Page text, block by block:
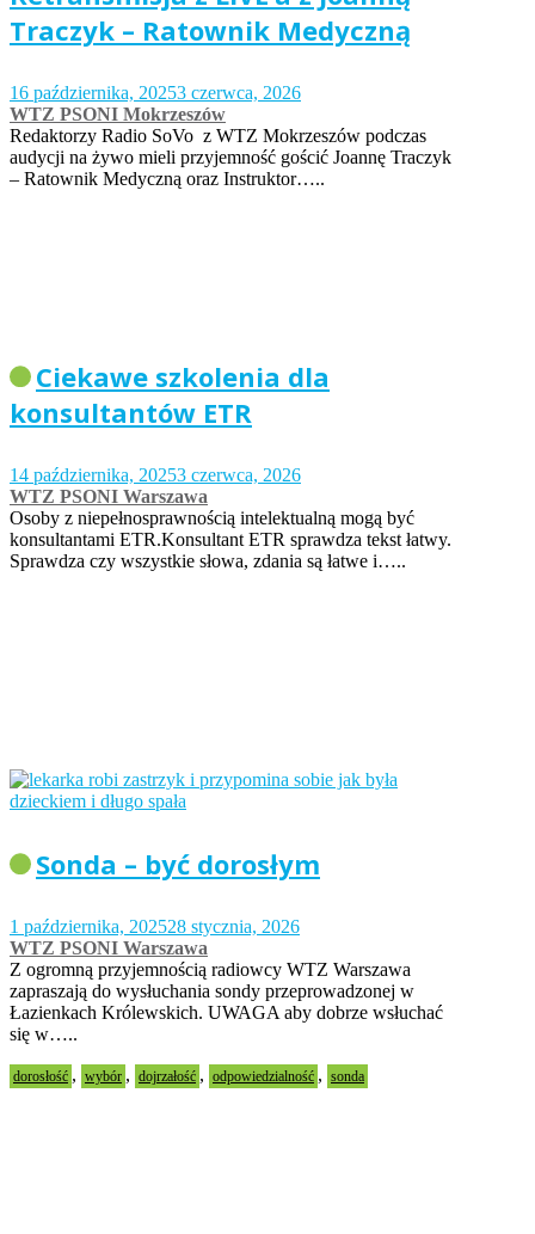
Traczyk – Ratownik Medyczną
16 października, 20253 czerwca, 2026
WTZ PSONI Mokrzeszów
Redaktorzy Radio SoVo z WTZ Mokrzeszów podczas
audycji na żywo mieli przyjemność gościć Joannę Traczyk
– Ratownik Medyczną oraz Instruktor…..
Ciekawe szkolenia dla
konsultantów ETR
14 października, 20253 czerwca, 2026
WTZ PSONI Warszawa
Osoby z niepełnosprawnością intelektualną mogą być
konsultantami ETR.Konsultant ETR sprawdza tekst łatwy.
Sprawdza czy wszystkie słowa, zdania są łatwe i…..
Sonda – być dorosłym
1 października, 202528 stycznia, 2026
WTZ PSONI Warszawa
Z ogromną przyjemnością radiowcy WTZ Warszawa
zapraszają do wysłuchania sondy przeprowadzonej w
Łazienkach Królewskich. UWAGA aby dobrze wsłuchać
się w…..
dorosłość , wybór , dojrzałość , odpowiedzialność , sonda